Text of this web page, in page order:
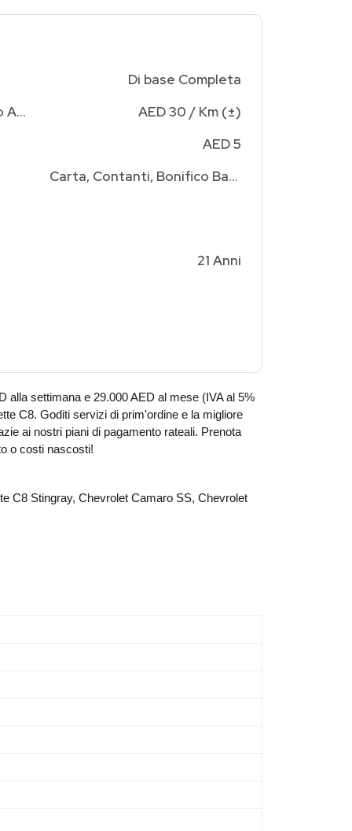
Addebito Chilometraggio Aggiuntivo
Di base Completa
AED 30 / Km (±)
AED 5
Carta, Contanti, Bonifico Bancario
21 Anni
alla settimana e 29.000 AED al mese (IVA al 5%
C8. Goditi servizi di prim'ordine e la migliore
ai nostri piani di pagamento rateali. Prenota
o costi nascosti!
C8 Stingray, Chevrolet Camaro SS, Chevrolet